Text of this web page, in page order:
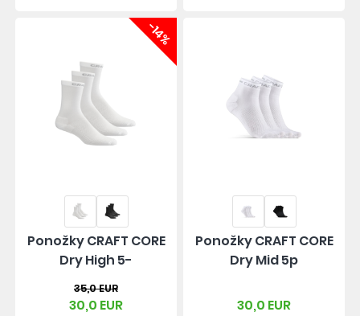
-14%
Ponožky CRAFT CORE
Dry High 5-
35,0 EUR
30,0 EUR
Ponožky CRAFT CORE
Dry Mid 5p
30,0 EUR